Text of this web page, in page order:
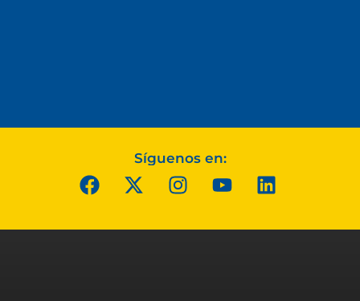
Síguenos en: